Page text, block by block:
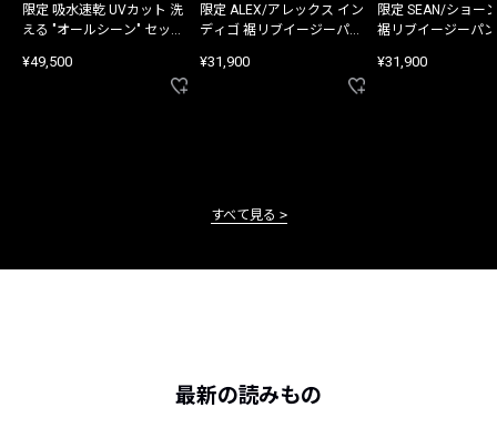
限定 吸水速乾 UVカット 洗
える "オールシーン" セット
¥49,500
限定 ALEX/アレックス イン
ディゴ 裾リブイージーパン
¥31,900
限定 SEAN/ショー
裾リブイージーパ
¥31,900
すべて見る
最新の読みもの